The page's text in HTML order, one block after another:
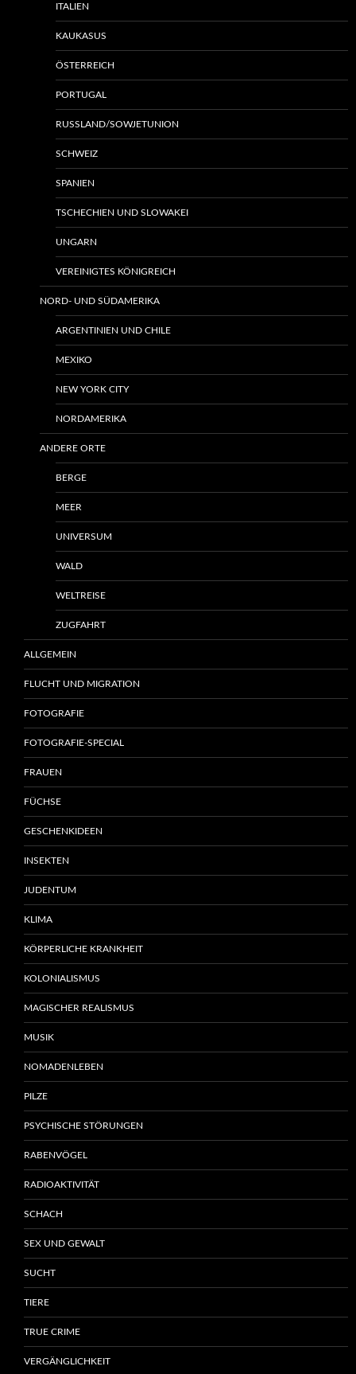
ITALIEN
KAUKASUS
ÖSTERREICH
PORTUGAL
RUSSLAND/SOWJETUNION
SCHWEIZ
SPANIEN
TSCHECHIEN UND SLOWAKEI
UNGARN
VEREINIGTES KÖNIGREICH
NORD- UND SÜDAMERIKA
ARGENTINIEN UND CHILE
MEXIKO
NEW YORK CITY
NORDAMERIKA
ANDERE ORTE
BERGE
MEER
UNIVERSUM
WALD
WELTREISE
ZUGFAHRT
ALLGEMEIN
FLUCHT UND MIGRATION
FOTOGRAFIE
FOTOGRAFIE-SPECIAL
FRAUEN
FÜCHSE
GESCHENKIDEEN
INSEKTEN
JUDENTUM
KLIMA
KÖRPERLICHE KRANKHEIT
KOLONIALISMUS
MAGISCHER REALISMUS
MUSIK
NOMADENLEBEN
PILZE
PSYCHISCHE STÖRUNGEN
RABENVÖGEL
RADIOAKTIVITÄT
SCHACH
SEX UND GEWALT
SUCHT
TIERE
TRUE CRIME
VERGÄNGLICHKEIT